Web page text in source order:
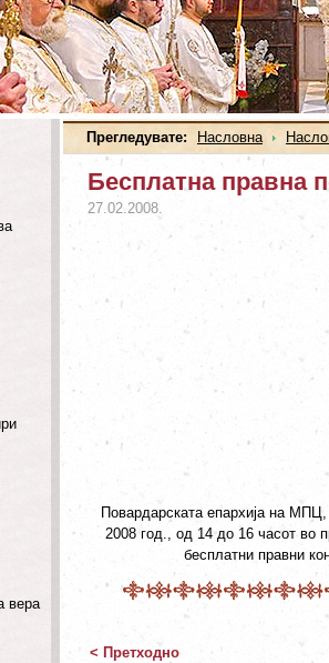
Прегледувате: Насловна
Бесплатна правна
27.02.2008.
Повардарската епархија на МПЦ,
2008 год., од 14 до 16 часот во
бесплатни правни
< Претходно
вера